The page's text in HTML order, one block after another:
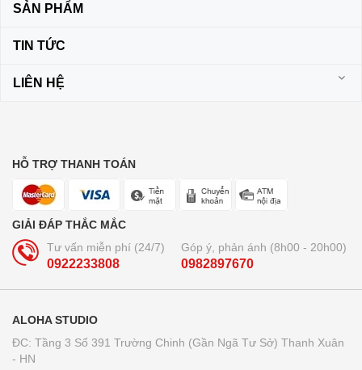
SẢN PHẨM
TIN TỨC
LIÊN HỆ
HỖ TRỢ THANH TOÁN
GIẢI ĐÁP THẮC MẮC
Tư vấn miễn phí (24/7)
0922233808
Góp ý, phản ánh (8h00 - 20h00)
0982897670
ALOHA STUDIO
ĐC: Tầng 3 Số 391 Trường Chinh (Gần Ngã Tư Sở) Thanh Xuân
- HN